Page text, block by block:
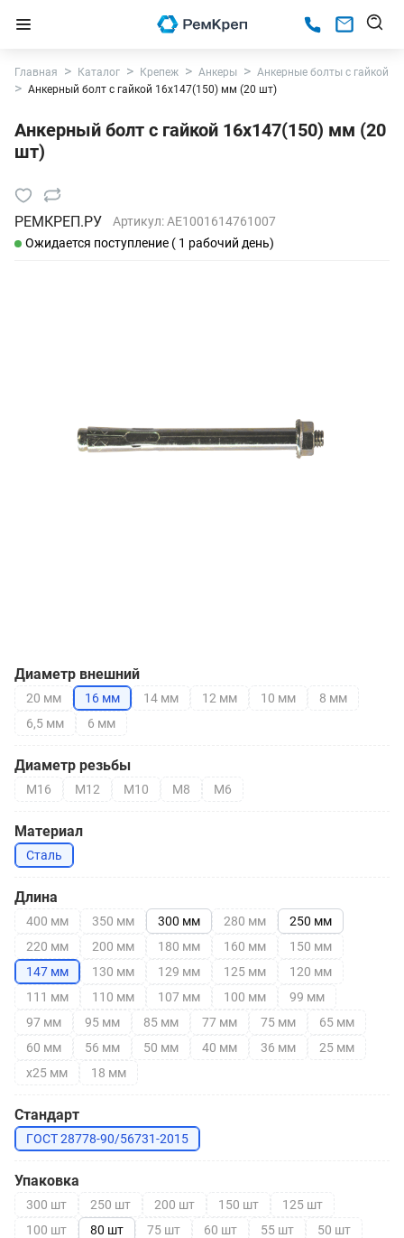
Главная Каталог Крепеж Анкеры
Анкерные болты с гайкой
Анкерный болт с гайкой 16х147(150) мм (20 шт)
Анкерный болт с гайкой 16х147(150) мм (20
шт)
РЕМКРЕП.РУ Артикул:AE1001614761007
Ожидается поступление ( 1 рабочий день)
Диаметр внешний
20 мм 16 мм 14 мм 12 мм 10 мм
8 мм
6,5 мм
6 мм
Диаметр резьбы
М16 М12 М10 М8 М6
Материал
Сталь
Длина
400 мм 350 мм 300 мм 280 мм
250 мм
220 мм
200 мм 180 мм 160 мм
150 мм
147 мм
130 мм 129 мм 125 мм
120 мм
111 мм
110 мм 107 мм 100 мм
99 мм
97 мм
95 мм 85 мм 77 мм 75 мм
65 мм
60 мм
56 мм 50 мм 40 мм 36 мм
25 мм
х25 мм
18 мм
Стандарт
ГОСТ 28778-90/56731-2015
Упаковка
300 шт 250 шт 200 шт 150 шт
125 шт
100 шт
80 шт 75 шт 60 шт 55 шт
50 шт